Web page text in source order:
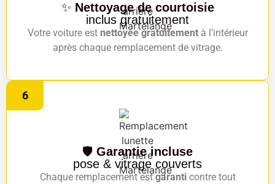
✨ Nettoyage de courtoisie
inclus gratuitement
Votre voiture est nettoyée gratuitementà l’intérieur
après chaque remplacement de vitrage.
6
🛡️ Garantie incluse
pose & vitrage couverts
Chaque remplacement estgaranticontre tout